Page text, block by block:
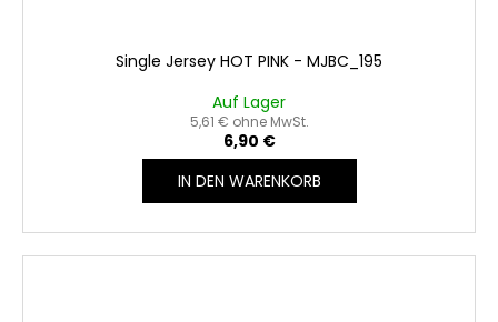
Single Jersey HOT PINK - MJBC_195
Auf Lager
5,61 € ohne MwSt.
6,90 €
IN DEN WARENKORB